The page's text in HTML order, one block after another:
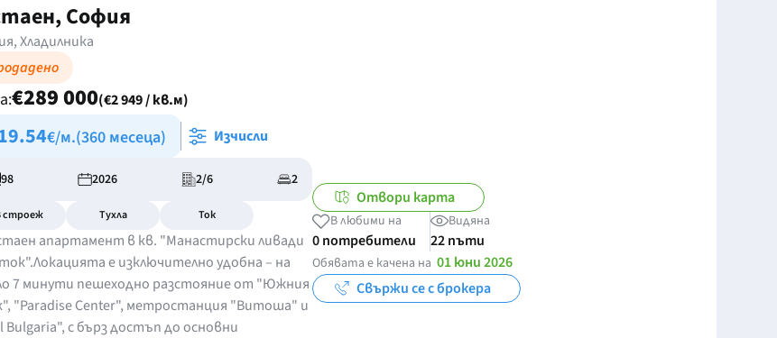
София
Хладилника
€289 000(€2 949 / кв.м)
€/м.(360 месеца) Изчисли
98 2026 2/6 2
строеж Тухла Ток
апартамент в кв. "Манастирски ливади
е изключително удобна – на
7 минути пешеходно разстояние от "Южния
"Paradise Center", метростанция "Витоша" и
Bulgaria", с бърз достъп до основни
Отвори карта
В любими на
0 потребители
Видяна
22 пъти
Обявата е качена на 01 юни 2026
Свържи се с брокера